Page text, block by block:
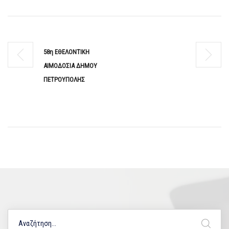
58η ΕΘΕΛΟΝΤΙΚΗ
ΑΙΜΟΔΟΣΙΑ ΔΗΜΟΥ
ΠΕΤΡΟΥΠΟΛΗΣ